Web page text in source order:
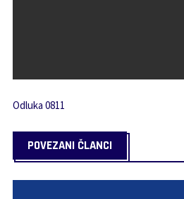
Odluka 0811
POVEZANI ČLANCI